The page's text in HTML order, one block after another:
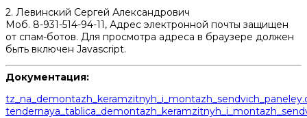
2. Левинский Сергей Александрович
Моб. 8-931-514-94-11, Адрес электронной почты защищен
от спам-ботов. Для просмотра адреса в браузере должен
быть включен Javascript.
Документация: